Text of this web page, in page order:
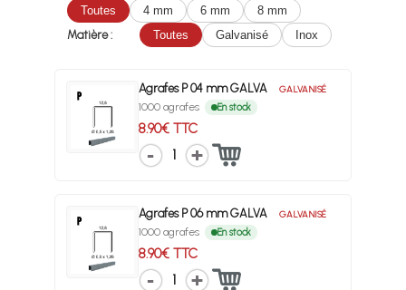
Toutes
4 mm 6 mm
8 mm
Matière :
Toutes Galvanisé Inox
Agrafes P 04 mm GALVA GALVANISÉ
1000 agrafes En stock
8.90€ TTC
1
Agrafes P 06 mm GALVA GALVANISÉ
1000 agrafes En stock
8.90€ TTC
1